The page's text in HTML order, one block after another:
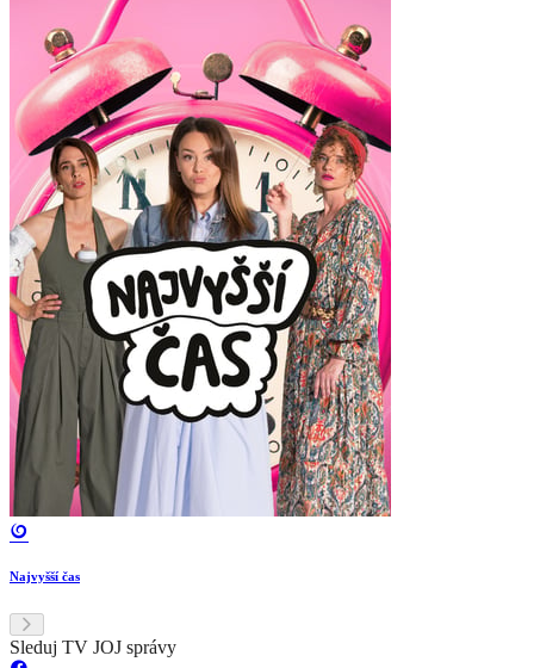
Najvyšší čas
Sleduj TV JOJ správy